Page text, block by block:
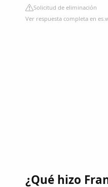
Solicitud de eliminación
Ver respuesta completa en
¿Qué hizo